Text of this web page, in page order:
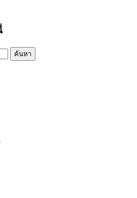
ค้นหา